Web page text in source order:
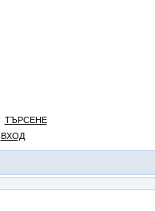
ТЪРСЕНЕ
ВХОД